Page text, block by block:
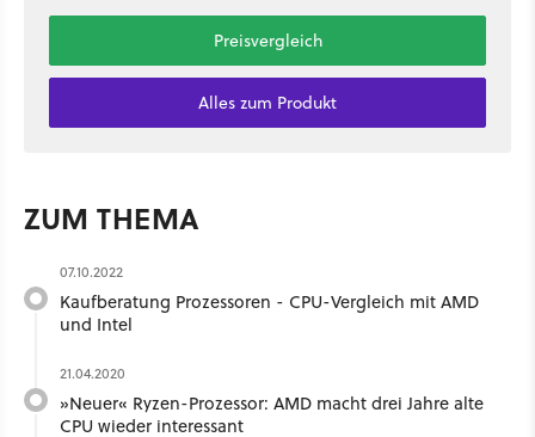
Preisvergleich
Alles zum Produkt
ZUM THEMA
07.10.2022
Kaufberatung Prozessoren - CPU-Vergleich mit AMD
und Intel
21.04.2020
»Neuer« Ryzen-Prozessor: AMD macht drei Jahre alte
CPU wieder interessant